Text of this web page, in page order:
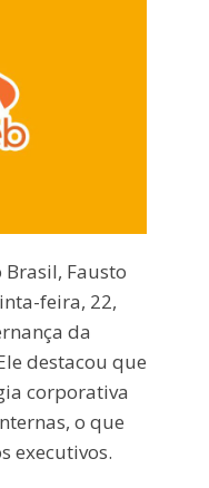
Fausto
feira, 22,
da
destacou que
corporativa
o que
executivos.